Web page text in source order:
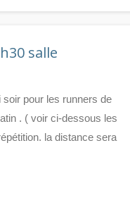
salle
pour les runners de
. ( voir ci-dessous les
la distance sera